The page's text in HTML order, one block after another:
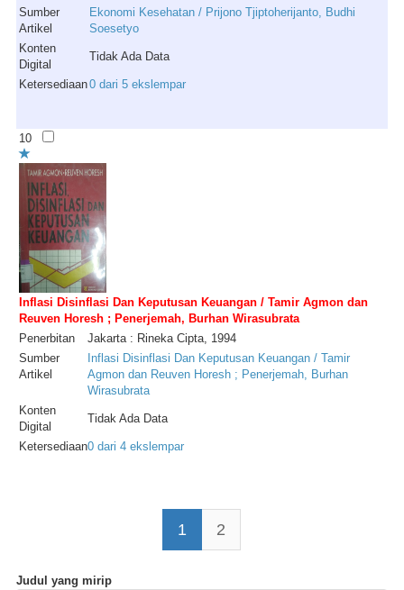
Sumber
Artikel
Ekonomi Kesehatan / Prijono Tjiptoherijanto, Budhi
Soesetyo
Konten
Digital
Tidak Ada Data
Ketersediaan0 dari 5 ekslempar
10
Inflasi Disinflasi Dan Keputusan Keuangan / Tamir Agmon dan
Reuven Horesh ; Penerjemah, Burhan Wirasubrata
Penerbitan
Jakarta : Rineka Cipta, 1994
Sumber
Artikel
Inflasi Disinflasi Dan Keputusan Keuangan / Tamir
Agmon dan Reuven Horesh ; Penerjemah, Burhan
Wirasubrata
Konten
Digital
Tidak Ada Data
Ketersediaan0 dari 4 ekslempar
1 2
Judul yang mirip